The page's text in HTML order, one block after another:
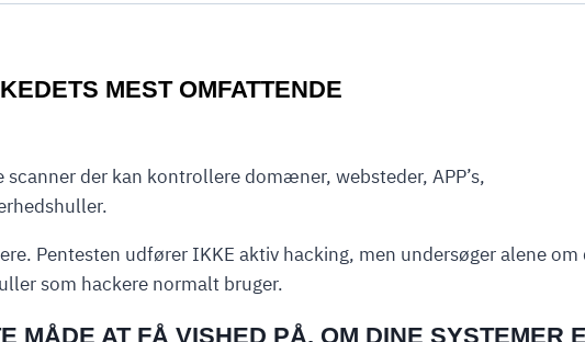
MEST OMFATTENDE
der kan kontrollere domæner, websteder, APP’s,
Pentesten udfører IKKE aktiv hacking, men undersøger alene
som hackere normalt bruger.
MÅDE AT FÅ VISHED PÅ, OM DINE SYSTEMER